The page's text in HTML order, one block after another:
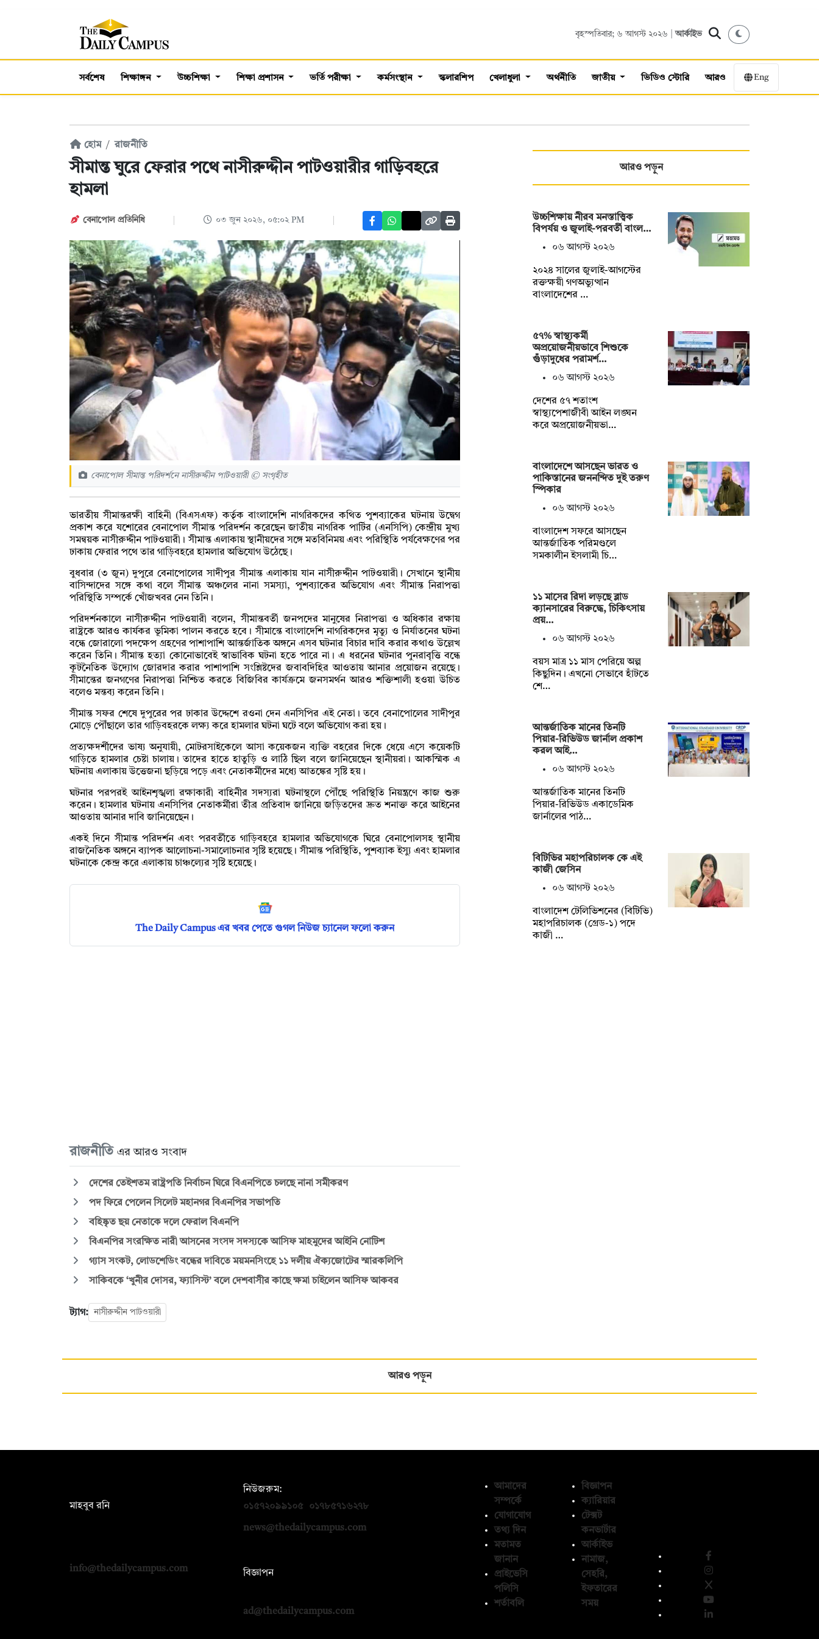
বৃহস্পতিবার; ৬ আগস্ট ২০২৬ |আর্কাইভ
সর্বশেষ শিক্ষাঙ্গন উচ্চশিক্ষা শিক্ষা প্রশাসন ভর্তি পরীক্ষা কর্মসংস্থান স্কলারশিপ খেলাধুলা অর্থনীতি জাতীয় ভিডিও স্টোরি আরও Eng
হোম রাজনীতি
সীমান্ত ঘুরে ফেরার পথে নাসীরুদ্দীন পাটওয়ারীর গাড়িবহরে
হামলা
বেনাপোল প্রতিনিধি ০৩ জুন ২০২৬, ০৫:০২ PM
বেনাপোল সীমান্ত পরিদর্শনে নাসীরুদ্দীন পাটওয়ারী © সংগৃহীত
ভারতীয় সীমান্তরক্ষী বাহিনী (বিএসএফ) কর্তৃক বাংলাদেশি নাগরিকদের কথিত পুশব্যাকের ঘটনায় উদ্বেগ
প্রকাশ করে যশোরের বেনাপোল সীমান্ত পরিদর্শন করেছেন জাতীয় নাগরিক পার্টির (এনসিপি) কেন্দ্রীয় মুখ্য
সমন্বয়ক নাসীরুদ্দীন পাটওয়ারী। সীমান্ত এলাকায় স্থানীয়দের সঙ্গে মতবিনিময় এবং পরিস্থিতি পর্যবেক্ষণের পর
ঢাকায় ফেরার পথে তার গাড়িবহরে হামলার অভিযোগ উঠেছে।
বুধবার (৩ জুন) দুপুরে বেনাপোলের সাদীপুর সীমান্ত এলাকায় যান নাসীরুদ্দীন পাটওয়ারী। সেখানে স্থানীয়
বাসিন্দাদের সঙ্গে কথা বলে সীমান্ত অঞ্চলের নানা সমস্যা, পুশব্যাকের অভিযোগ এবং সীমান্ত নিরাপত্তা
পরিস্থিতি সম্পর্কে খোঁজখবর নেন তিনি।
পরিদর্শনকালে নাসীরুদ্দীন পাটওয়ারী বলেন, সীমান্তবর্তী জনপদের মানুষের নিরাপত্তা ও অধিকার রক্ষায়
রাষ্ট্রকে আরও কার্যকর ভূমিকা পালন করতে হবে। সীমান্তে বাংলাদেশি নাগরিকদের মৃত্যু ও নির্যাতনের ঘটনা
বন্ধে জোরালো পদক্ষেপ গ্রহণের পাশাপাশি আন্তর্জাতিক অঙ্গনে এসব ঘটনার বিচার দাবি করার কথাও উল্লেখ
করেন তিনি। সীমান্ত হত্যা কোনোভাবেই স্বাভাবিক ঘটনা হতে পারে না। এ ধরনের ঘটনার পুনরাবৃত্তি বন্ধে
কূটনৈতিক উদ্যোগ জোরদার করার পাশাপাশি সংশ্লিষ্টদের জবাবদিহির আওতায় আনার প্রয়োজন রয়েছে।
সীমান্তের জনগণের নিরাপত্তা নিশ্চিত করতে বিজিবির কার্যক্রমে জনসমর্থন আরও শক্তিশালী হওয়া উচিত
বলেও মন্তব্য করেন তিনি।
সীমান্ত সফর শেষে দুপুরের পর ঢাকার উদ্দেশে রওনা দেন এনসিপির এই নেতা। তবে বেনাপোলের সাদীপুর
মোড়ে পৌঁছালে তার গাড়িবহরকে লক্ষ্য করে হামলার ঘটনা ঘটে বলে অভিযোগ করা হয়।
প্রত্যক্ষদর্শীদের ভাষ্য অনুযায়ী, মোটরসাইকেলে আসা কয়েকজন ব্যক্তি বহরের দিকে ধেয়ে এসে কয়েকটি
গাড়িতে হামলার চেষ্টা চালায়। তাদের হাতে হাতুড়ি ও লাঠি ছিল বলে জানিয়েছেন স্থানীয়রা। আকস্মিক এ
ঘটনায় এলাকায় উত্তেজনা ছড়িয়ে পড়ে এবং নেতাকর্মীদের মধ্যে আতঙ্কের সৃষ্টি হয়।
ঘটনার পরপরই আইনশৃঙ্খলা রক্ষাকারী বাহিনীর সদস্যরা ঘটনাস্থলে পৌঁছে পরিস্থিতি নিয়ন্ত্রণে কাজ শুরু
করেন। হামলার ঘটনায় এনসিপির নেতাকর্মীরা তীব্র প্রতিবাদ জানিয়ে জড়িতদের দ্রুত শনাক্ত করে আইনের
আওতায় আনার দাবি জানিয়েছেন।
একই দিনে সীমান্ত পরিদর্শন এবং পরবর্তীতে গাড়িবহরে হামলার অভিযোগকে ঘিরে বেনাপোলসহ স্থানীয়
রাজনৈতিক অঙ্গনে ব্যাপক আলোচনা-সমালোচনার সৃষ্টি হয়েছে। সীমান্ত পরিস্থিতি, পুশব্যাক ইস্যু এবং হামলার
ঘটনাকে কেন্দ্র করে এলাকায় চাঞ্চল্যের সৃষ্টি হয়েছে।
The Daily Campus এর খবর পেতে গুগল নিউজ চ্যানেল ফলো করুন
রাজনীতি এর আরও সংবাদ
দেশের তেইশতম রাষ্ট্রপতি নির্বাচন ঘিরে বিএনপিতে চলছে নানা সমীকরণ
পদ ফিরে পেলেন সিলেট মহানগর বিএনপির সভাপতি
বহিষ্কৃত ছয় নেতাকে দলে ফেরাল বিএনপি
বিএনপির সংরক্ষিত নারী আসনের সংসদ সদস্যকে আসিফ মাহমুদের আইনি নোটিশ
গ্যাস সংকট, লোডশেডিং বন্ধের দাবিতে ময়মনসিংহে ১১ দলীয় ঐক্যজোটের স্মারকলিপি
সাকিবকে ‘খুনীর দোসর, ফ্যাসিস্ট’ বলে দেশবাসীর কাছে ক্ষমা চাইলেন আসিফ আকবর
ট্যাগ: নাসীরুদ্দীন পাটওয়ারী
আরও পড়ুন
উচ্চশিক্ষায় নীরব মনস্তাত্ত্বিক
বিপর্যয় ও জুলাই-পরবর্তী বাংল…
০৬ আগস্ট ২০২৬
২০২৪ সালের জুলাই-আগস্টের
রক্তক্ষয়ী গণঅভ্যুত্থান
বাংলাদেশের …
৫৭% স্বাস্থ্যকর্মী
অপ্রয়োজনীয়ভাবে শিশুকে
গুঁড়াদুধের পরামর্শ…
০৬ আগস্ট ২০২৬
দেশের ৫৭ শতাংশ
স্বাস্থ্যপেশাজীবী আইন লঙ্ঘন
করে অপ্রয়োজনীয়ভা…
বাংলাদেশে আসছেন ভারত ও
পাকিস্তানের জননন্দিত দুই তরুণ
স্পিকার
০৬ আগস্ট ২০২৬
বাংলাদেশ সফরে আসছেন
আন্তর্জাতিক পরিমণ্ডলে
সমকালীন ইসলামী চি…
১১ মাসের রিদা লড়ছে ব্লাড
ক্যানসারের বিরুদ্ধে, চিকিৎসায়
প্রয়…
০৬ আগস্ট ২০২৬
বয়স মাত্র ১১ মাস পেরিয়ে অল্প
কিছুদিন। এখনো সেভাবে হাঁটতে
শে…
আন্তর্জাতিক মানের তিনটি
পিয়ার-রিভিউড জার্নাল প্রকাশ
করল আই…
০৬ আগস্ট ২০২৬
আন্তর্জাতিক মানের তিনটি
পিয়ার-রিভিউড একাডেমিক
জার্নালের পাঠ…
বিটিভির মহাপরিচালক কে এই
কাজী জেসিন
০৬ আগস্ট ২০২৬
বাংলাদেশ টেলিভিশনের (বিটিভি)
মহাপরিচালক (গ্রেড-১) পদে
কাজী …
আরও পড়ুন
মাহবুব রনি
info@thedailycampus.com
নিউজরুম:
০১৫৭২০৯৯১০৫
০১৭৮৫৭১৬২৭৮
news@thedailycampus.com
বিজ্ঞাপন
ad@thedailycampus.com
আমাদের
সম্পর্কে
যোগাযোগ
তথ্য দিন
মতামত
জানান
প্রাইভেসি
পলিসি
শর্তাবলি
বিজ্ঞাপন
ক্যারিয়ার
টেক্সট
কনভার্টার
আর্কাইভ
নামাজ,
সেহরি,
ইফতারের
সময়